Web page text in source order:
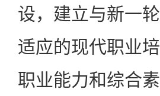
设，建立与新一
适应的现代职业
职业能力和综合